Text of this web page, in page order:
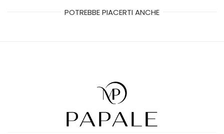
POTREBBE PIACERTI ANCHE